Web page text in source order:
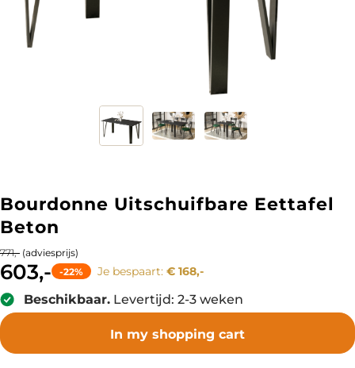
Bourdonne Uitschuifbare Eettafel
Beton
771,- (adviesprijs)
603,- -22% Je bespaart: € 168,-
Beschikbaar. Levertijd: 2-3 weken
In my shopping cart